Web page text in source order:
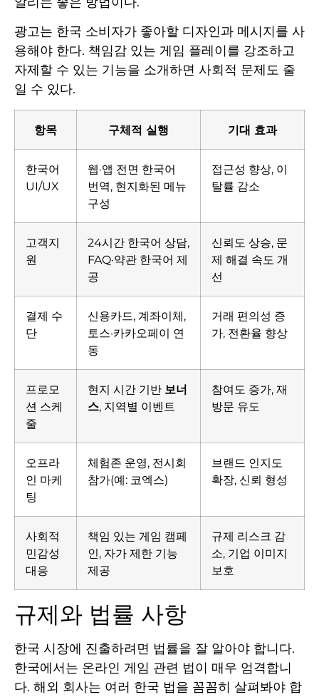
광고는 한국 소비자가 좋아할 디자인과 메시지를 사
용해야 한다. 책임감 있는 게임 플레이를 강조하고
자제할 수 있는 기능을 소개하면 사회적 문제도 줄
일 수 있다.
항목 구체적 실행 기대 효과
한국어
UI/UX
웹·앱 전면 한국어
번역, 현지화된 메뉴
구성
접근성 향상, 이
탈률 감소
고객지
원
24시간 한국어 상담,
FAQ·약관 한국어 제
공
신뢰도 상승, 문
제 해결 속도 개
선
결제 수
단
신용카드, 계좌이체,
토스·카카오페이 연
동
거래 편의성 증
가, 전환율 향상
프로모
션 스케
줄
현지 시간 기반 보너
스, 지역별 이벤트
참여도 증가, 재
방문 유도
오프라
인 마케
팅
체험존 운영, 전시회
참가(예: 코엑스)
브랜드 인지도
확장, 신뢰 형성
사회적
민감성
대응
책임 있는 게임 캠페
인, 자가 제한 기능
제공
규제 리스크 감
소, 기업 이미지
보호
규제와 법률 사항
한국 시장에 진출하려면 법률을 잘 알아야 합니다.
한국에서는 온라인 게임 관련 법이 매우 엄격합니
다. 해외 회사는 여러 한국 법을 꼼꼼히 살펴봐야 합